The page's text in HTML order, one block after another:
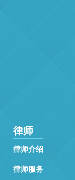
律师
律师介绍
律师服务